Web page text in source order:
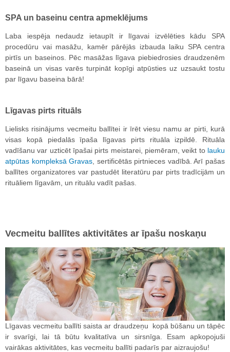
SPA un baseinu centra apmeklējums
Laba iespēja nedaudz ietaupīt ir līgavai izvēlēties kādu SPA
procedūru vai masāžu, kamēr pārējās izbauda laiku SPA centra
pirtīs un baseinos. Pēc masāžas līgava piebiedrosies draudzenēm
baseinā un visas varēs turpināt kopīgi atpūsties uz uzsaukt tostu
par līgavu baseina bārā!
Līgavas pirts rituāls
Lielisks risinājums vecmeitu ballītei ir īrēt viesu namu ar pirti, kurā
visas kopā piedalās īpaša līgavas pirts rituāla izpildē. Rituāla
vadīšanu var uzticēt īpašai pirts meistarei, piemēram, veikt to lauku
atpūtas kompleksā Gravas, sertificētās pirtnieces vadībā. Arī pašas
ballītes organizatores var pastudēt literatūru par pirts tradīcijām un
rituāliem līgavām, un rituālu vadīt pašas.
Vecmeitu ballītes aktivitātes ar īpašu noskaņu
Līgavas vecmeitu ballīti saista ar draudzeņu kopā būšanu un tāpēc
ir svarīgi, lai tā būtu kvalitatīva un sirsnīga. Esam apkopojuši
vairākas aktivitātes, kas vecmeitu ballīti padarīs par aizraujošu!